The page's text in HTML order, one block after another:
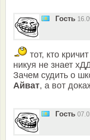
Гость
тот, кто
никуя не знает
Зачем судить о
Айват, а вот
Гость